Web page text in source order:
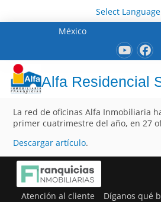
Select Language
México
Alfa Residencial
La red de oficinas Alfa Inmobiliaria
primer cuatrimestre del año, en 27
Descargar artículo.
Atención al cliente Díganos qué